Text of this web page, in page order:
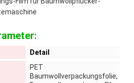
Detail
PET
Baumwollverpackungsfolie,